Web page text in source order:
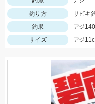
釣り方
サビキ
釣果
アジ
サイズ
アジ